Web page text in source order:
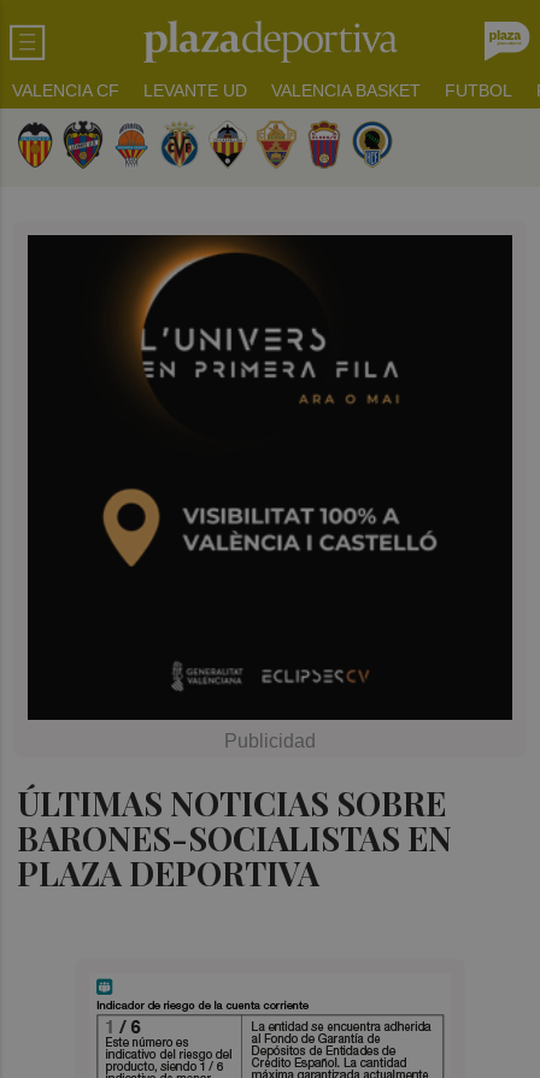
VALENCIA CF LEVANTE UD VALENCIA BASKET FUTBOL
ÚLTIMAS NOTICIAS SOBRE
BARONES-SOCIALISTAS EN
PLAZA DEPORTIVA